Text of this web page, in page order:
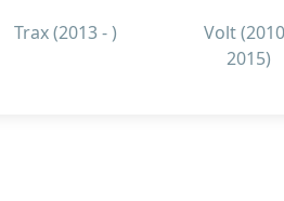
Trax (2013 - )
Volt
2015)